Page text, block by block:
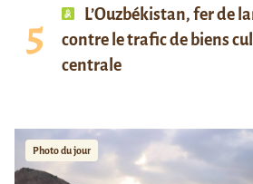
L’Ouzbékistan, fer de
contre le trafic de biens
centrale
Photo du jour